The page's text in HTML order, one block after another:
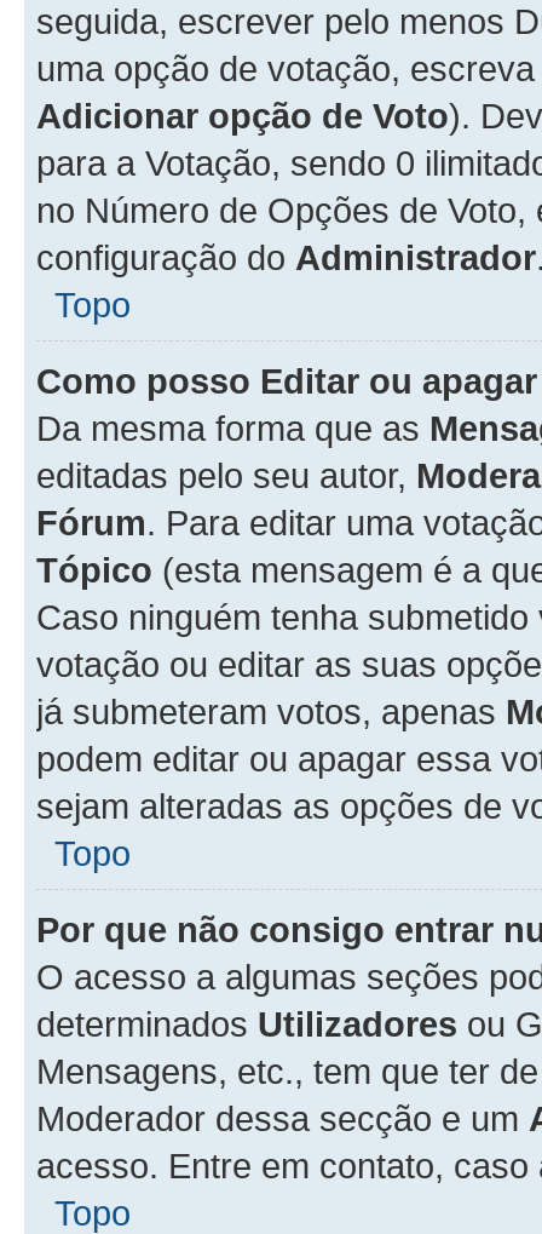
seguida, escrever pelo menos
uma opção de votação,
Adicionar opção de Voto).
para a Votação, sendo 0
no Número de Opções de
configuração do Administrador
Topo
Como posso Editar ou
Da mesma forma que as
editadas pelo seu autor,
Fórum. Para editar uma
Tópico (esta mensagem é a
Caso ninguém tenha
votação ou editar as suas
já submeteram votos, apenas
podem editar ou apagar essa
sejam alteradas as opções de
Topo
Por que não consigo entrar
O acesso a algumas seções
determinados Utilizadores ou
Mensagens, etc., tem que ter
Moderador dessa secção e um
acesso. Entre em contato,
Topo